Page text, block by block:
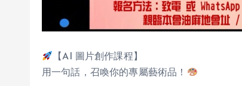
【AI 圖片創作課程】
用一句話，召喚你的專屬藝術品！